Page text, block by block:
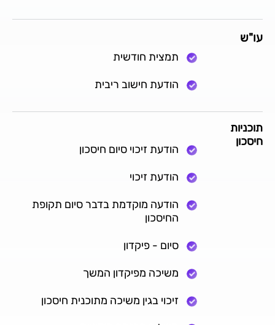
עו"ש
תמצית חודשית
הודעת חישוב ריבית
תוכניות
חיסכון
הודעת זיכוי סיום חיסכון
הודעת זיכוי
הודעה מוקדמת בדבר סיום תקופת
החיסכון
סיום - פיקדון
משיכה מפיקדון המשך
זיכוי בגין משיכה מתוכנית חיסכון